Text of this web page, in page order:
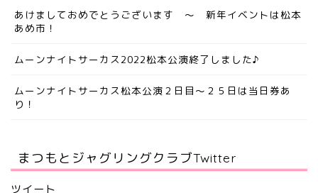
あけましておめでとうございます ～ 新年イベントは松本
あめ市！
ムーンナイトサーカス2022松本公演終了しました♪
ムーンナイトサーカス松本公演２日目～２５日は当日券あ
り！
まつもとジャグリングクラブTwitter
ツイート